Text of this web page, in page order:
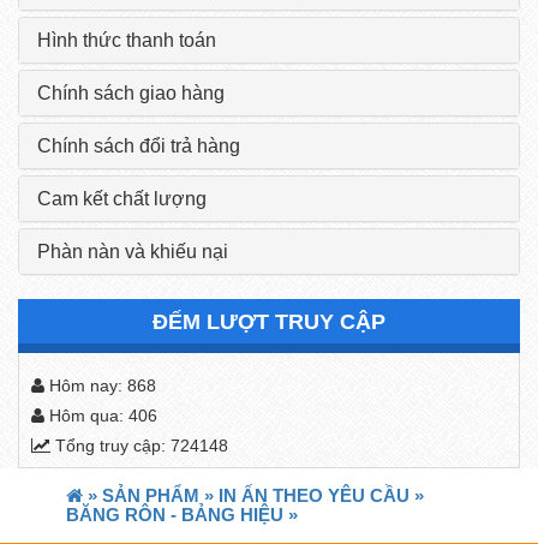
Hình thức thanh toán
Chính sách giao hàng
Chính sách đổi trả hàng
Cam kết chất lượng
Phàn nàn và khiếu nại
ĐẾM LƯỢT TRUY CẬP
Hôm nay: 868
Hôm qua: 406
Tổng truy cập: 724148
» SẢN PHẨM » IN ẤN THEO YÊU CẦU »
BĂNG RÔN - BẢNG HIỆU »